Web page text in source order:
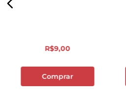
R$9,00
Comprar